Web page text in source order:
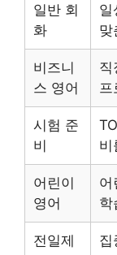
일반 회
화
일
맞
비즈니
스 영어
직
시험 준
비
비
어린이
영어
어
학
전일제
집